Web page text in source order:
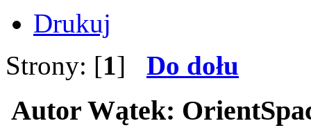
Drukuj
Strony: [1] Do dołu
Autor Wątek: